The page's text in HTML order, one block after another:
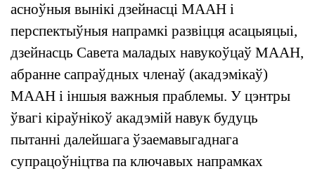
асноўныя вынікі дзейнасці МААН і
перспектыўныя напрамкі развіцця асацыяцыі,
дзейнасць Савета маладых навукоўцаў МААН,
абранне сапраўдных членаў (акадэмікаў)
МААН і іншыя важныя праблемы. У цэнтры
ўвагі кіраўнікоў акадэмій навук будуць
пытанні далейшага ўзаемавыгаднага
супрацоўніцтва па ключавых напрамках